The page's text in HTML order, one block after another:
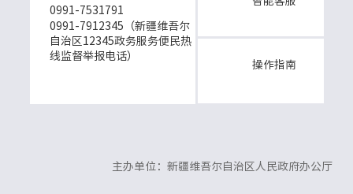
0991-7531791
0991-7912345（新疆维吾尔
自治区12345政务服务便民热
线监督举报电话）
操作指南
主办单位：新疆维吾尔自治区人民政府办公厅